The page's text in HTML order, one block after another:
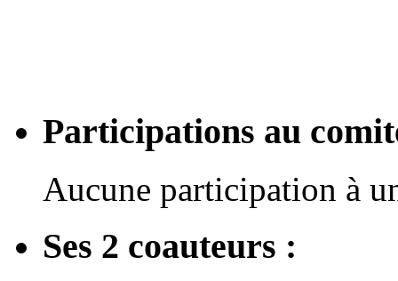
Participations au
Aucune participation à
Ses 2 coauteurs :